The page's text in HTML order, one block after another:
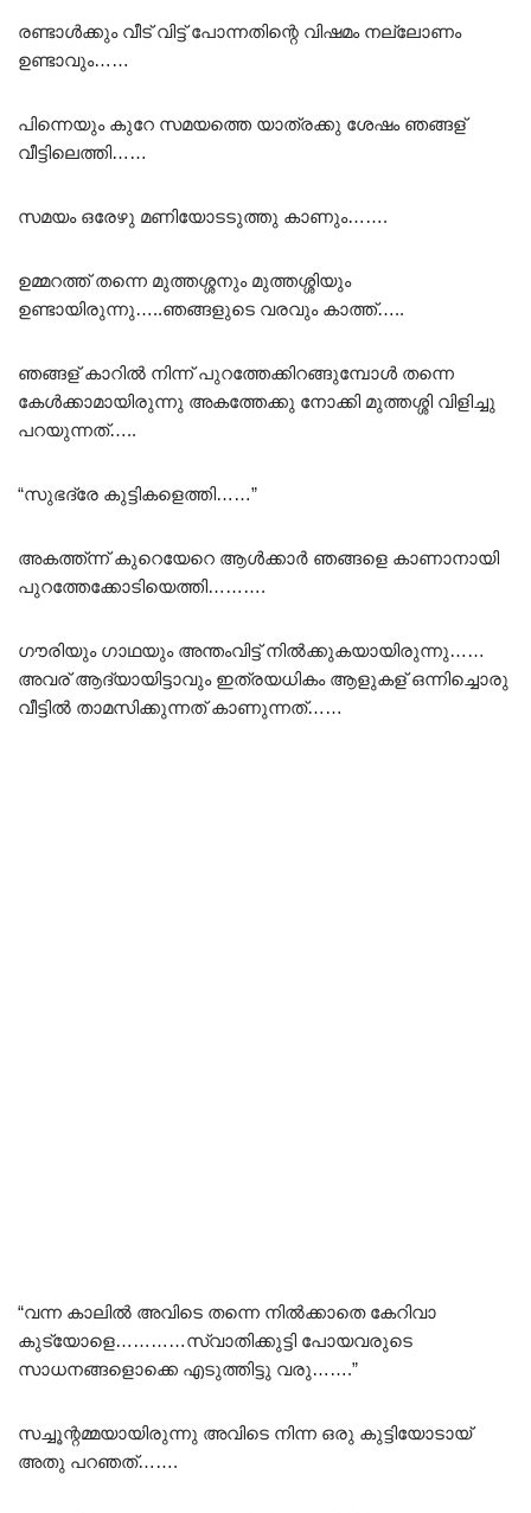
രണ്ടാൾക്കും വീട് വിട്ട് പോന്നതിന്റെ വിഷമം നല്ലോണം
ഉണ്ടാവും……
പിന്നെയും കുറേ സമയത്തെ യാത്രക്കു ശേഷം ഞങ്ങള്
വീട്ടിലെത്തി……
സമയം ഒരേഴു മണിയോടടുത്തു കാണും…….
ഉമ്മറത്ത് തന്നെ മുത്തശ്ശനും മുത്തശ്ശിയും
ഉണ്ടായിരുന്നു…..ഞങ്ങളുടെ വരവും കാത്ത്…..
ഞങ്ങള് കാറിൽ നിന്ന് പുറത്തേക്കിറങ്ങുമ്പോൾ തന്നെ
കേൾക്കാമായിരുന്നു അകത്തേക്കു നോക്കി മുത്തശ്ശി വിളിച്ചു
പറയുന്നത്…..
“സുഭദ്രേ കുട്ടികളെത്തി……”
അകത്ത്ന്ന് കുറെയേറെ ആൾക്കാർ ഞങ്ങളെ കാണാനായി
പുറത്തേക്കോടിയെത്തി……….
ഗൗരിയും ഗാഥയും അന്തംവിട്ട് നിൽക്കുകയായിരുന്നു……
അവര് ആദ്യായിട്ടാവും ഇത്രയധികം ആളുകള് ഒന്നിച്ചൊരു
വീട്ടിൽ താമസിക്കുന്നത് കാണുന്നത്……
“വന്ന കാലിൽ അവിടെ തന്നെ നിൽക്കാതെ കേറിവാ
കുട്യോളെ…………സ്വാതിക്കുട്ടി പോയവരുടെ
സാധനങ്ങളൊക്കെ എടുത്തിട്ടു വരു…….”
സച്ചൂന്റമ്മയായിരുന്നു അവിടെ നിന്ന ഒരു കുട്ടിയോടായ്
അതു പറഞത്…….